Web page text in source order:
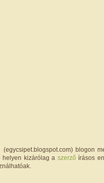
(egycsipet.blogspot.com) blogon
helyen kizárólag a szerző írásos